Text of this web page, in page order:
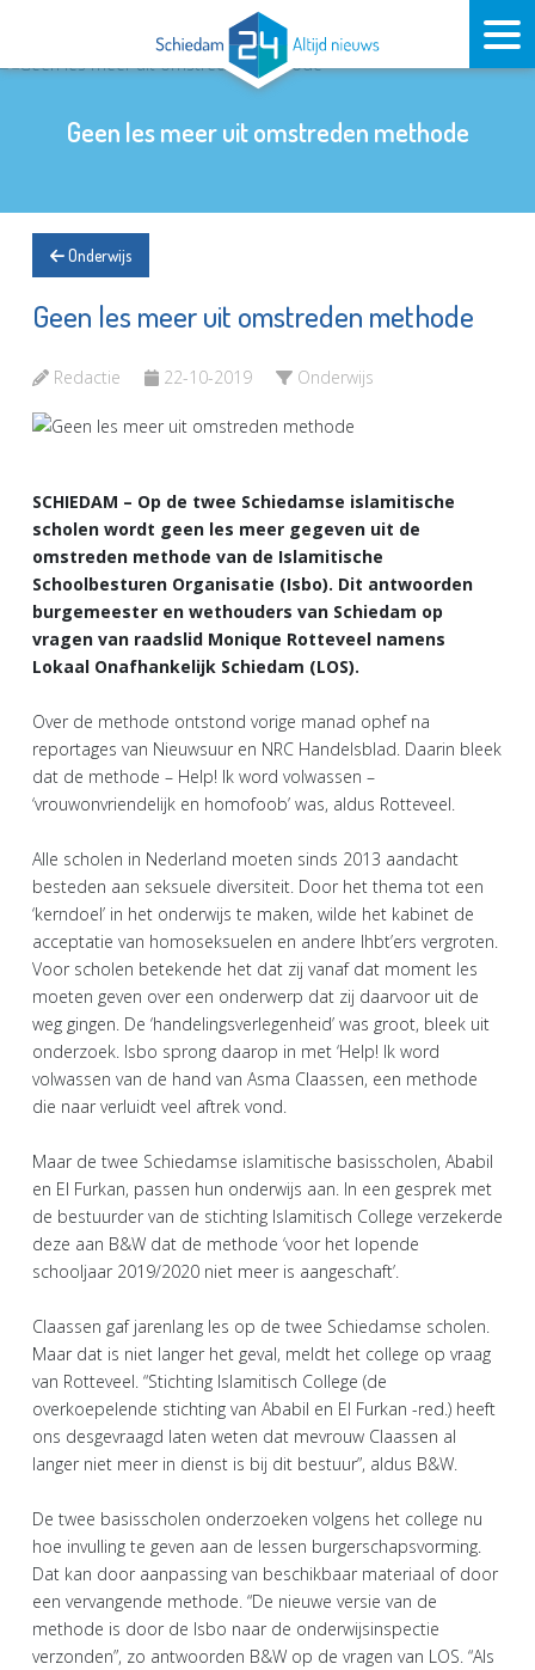
Geen les meer uit omstreden methode
Onderwijs
Geen les meer uit omstreden methode
Redactie 22-10-2019 Onderwijs
SCHIEDAM – Op de twee Schiedamse islamitische
scholen wordt geen les meer gegeven uit de
omstreden methode van de Islamitische
Schoolbesturen Organisatie (Isbo). Dit antwoorden
burgemeester en wethouders van Schiedam op
vragen van raadslid Monique Rotteveel namens
Lokaal Onafhankelijk Schiedam (LOS).
Over de methode ontstond vorige manad ophef na
reportages van Nieuwsuur en NRC Handelsblad. Daarin bleek
dat de methode – Help! Ik word volwassen –
‘vrouwonvriendelijk en homofoob’ was, aldus Rotteveel.
Alle scholen in Nederland moeten sinds 2013 aandacht
besteden aan seksuele diversiteit. Door het thema tot een
‘kerndoel’ in het onderwijs te maken, wilde het kabinet de
acceptatie van homoseksuelen en andere lhbt’ers vergroten.
Voor scholen betekende het dat zij vanaf dat moment les
moeten geven over een onderwerp dat zij daarvoor uit de
weg gingen. De ‘handelingsverlegenheid’ was groot, bleek uit
onderzoek. Isbo sprong daarop in met ‘Help! Ik word
volwassen van de hand van Asma Claassen, een methode
die naar verluidt veel aftrek vond.
Maar de twee Schiedamse islamitische basisscholen, Ababil
en El Furkan, passen hun onderwijs aan. In een gesprek met
de bestuurder van de stichting Islamitisch College verzekerde
deze aan B&W dat de methode ‘voor het lopende
schooljaar 2019/2020 niet meer is aangeschaft’.
Claassen gaf jarenlang les op de twee Schiedamse scholen.
Maar dat is niet langer het geval, meldt het college op vraag
van Rotteveel. “Stichting Islamitisch College (de
overkoepelende stichting van Ababil en El Furkan -red.) heeft
ons desgevraagd laten weten dat mevrouw Claassen al
langer niet meer in dienst is bij dit bestuur”, aldus B&W.
De twee basisscholen onderzoeken volgens het college nu
hoe invulling te geven aan de lessen burgerschapsvorming.
Dat kan door aanpassing van beschikbaar materiaal of door
een vervangende methode. “De nieuwe versie van de
methode is door de Isbo naar de onderwijsinspectie
verzonden”, zo antwoorden B&W op de vragen van LOS. “Als